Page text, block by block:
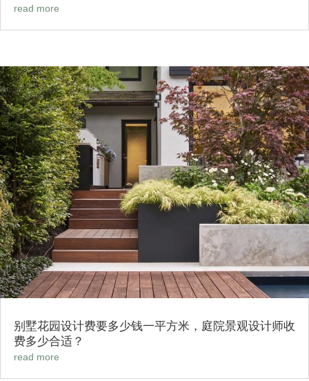
read more
别墅花园设计费要多少钱一平方米，庭院景观设计师收
费多少合适？
read more